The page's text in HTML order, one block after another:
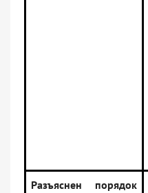
Разъяснен порядок